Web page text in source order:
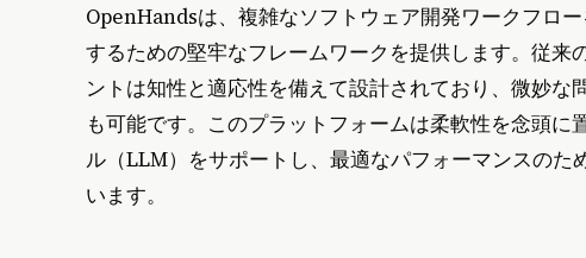
OpenHandsは、複雑なソフトウェア開発ワークフロ
するための堅牢なフレームワークを提供します。従
ントは知性と適応性を備えて設計されており、微妙
も可能です。このプラットフォームは柔軟性を念頭
ル（LLM）をサポートし、最適なパフォーマンスの
います。